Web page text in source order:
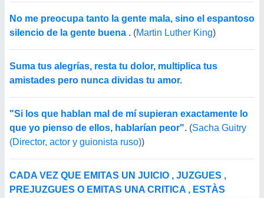
No me preocupa tanto la gente mala, sino el espantoso
silencio de la gente buena . (Martin Luther King)
Suma tus alegrías, resta tu dolor, multiplica tus
amistades pero nunca dividas tu amor.
"Si los que hablan mal de mí supieran exactamente lo
que yo pienso de ellos, hablarían peor". (Sacha Guitry
(Director, actor y guionista ruso))
CADA VEZ QUE EMITAS UN JUICIO , JUZGUES ,
PREJUZGUES O EMITAS UNA CRITICA , ESTÀS